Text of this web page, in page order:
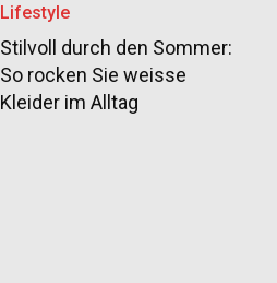
Lifestyle
Stilvoll durch den Sommer:
So rocken Sie weisse
Kleider im Alltag